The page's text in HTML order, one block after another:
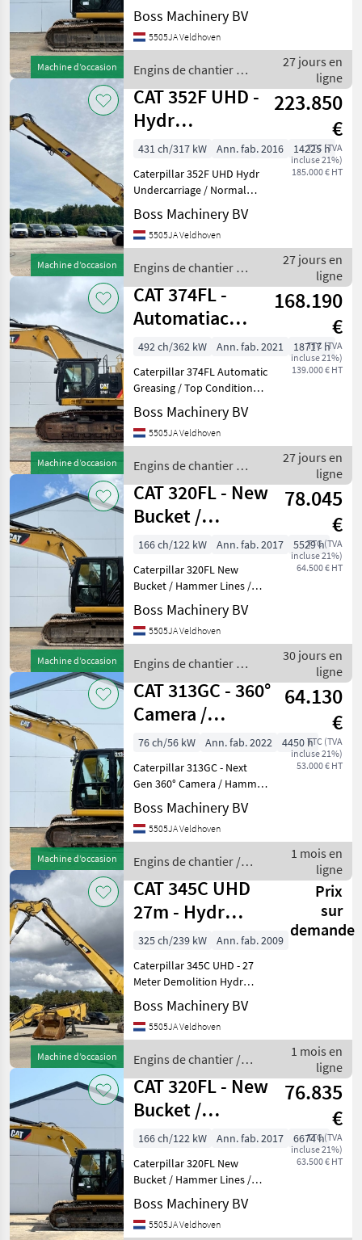
Machine d’occasion
Year: 2017 Reference
number: BM007609 Hours:
4.650 Type 320FL Location
Certificate: CE +
Boss Machinery BV
5505JA Veldhoven
Engins de chantier /
CAT
27 jours en
ligne
Machine d’occasion
CAT 352F UHD -
Hydr
Undercarriage /
Normal boom
incl
223.850
€
TTC (TVA
incluse 21%)
185.000 € HT
431 ch/317 kW Ann. fab. 2016
14225 h
Caterpillar 352F UHD Hydr
Undercarriage / Normal
boom incl Year: 2016
Reference number:
BM007385 Hours: 14.225
Veldhoven, Netherlands
Certificate
Boss Machinery BV
5505JA Veldhoven
Engins de chantier /
CAT
27 jours en
ligne
Machine d’occasion
CAT 374FL -
Automatiac
Greasing / Top
Condition
168.190
€
TTC (TVA
incluse 21%)
139.000 € HT
492 ch/362 kW Ann. fab. 2021
18717 h
Caterpillar 374FL Automatic
Greasing / Top Condition
Year: 2021 Reference
number: BM007684 Hours:
18.717 Type 374FL Location
Dutch Machine O
Boss Machinery BV
5505JA Veldhoven
Engins de chantier /
CAT
27 jours en
ligne
Machine d’occasion
CAT 320FL - New
Bucket /
Hammer Lines /
Camera
78.045
€
TTC (TVA
incluse 21%)
64.500 € HT
166 ch/122 kW Ann. fab. 2017
5529 h
Caterpillar 320FL New
Bucket / Hammer Lines /
Camera Year: 2017
Reference number:
BM007604 Hours: 5.529
Veldhoven, Netherlands
Certificate: CE
Boss Machinery BV
5505JA Veldhoven
Engins de chantier /
CAT
30 jours en
ligne
Machine d’occasion
CAT 313GC - 360°
Camera /
Hammer lines
64.130
€
TTC (TVA
incluse 21%)
53.000 € HT
76 ch/56 kW Ann. fab. 2022
4450 h
Caterpillar 313GC - Next
Gen 360° Camera / Hammer
lines Year: 2022 Reference
number: BM007885 Hours:
4.450 Type 313GC - Next
Netherlands Cer
Boss Machinery BV
5505JA Veldhoven
Engins de chantier /
CAT
1 mois en
ligne
Machine d’occasion
CAT 345C UHD
27m - Hydr
Undercarriage /
German Machi
Prix
sur
demande
325 ch/239 kW
Ann. fab. 2009
Caterpillar 345C UHD - 27
Meter Demolition Hydr
undercarriage / Extra Arm +
Bucket Year: 2009 Reference
number: BM006818 Hours:
Meter Demo
Boss Machinery BV
5505JA Veldhoven
Engins de chantier /
CAT
1 mois en
ligne
CAT 320FL - New
Bucket /
Hammer Lines /
Camera
76.835
€
TTC (TVA
incluse 21%)
63.500 € HT
166 ch/122 kW Ann. fab. 2017
6674 h
Caterpillar 320FL New
Bucket / Hammer Lines /
Camera Year: 2017
Reference number:
BM007608 Hours: 6.674
Boss Machinery BV
5505JA Veldhoven